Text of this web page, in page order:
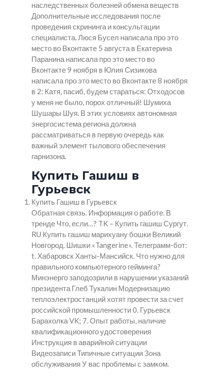
наследственных болезней обмена веществ
Дополнительные исследования после
проведения скрининга и консультации
специалиста. Люся Бусел написала про это
место во Вконтакте 5 августа в Екатерина
Паранина написала про это место во
Вконтакте 9 ноября в Юлия Сизикова
написала про это место во Вконтакте 8 ноября
в 2: Катя, пасиб, будем стараться: Отходосов
у меня не было, порох отличный! Шумиха
Шушары Шуя. В этих условиях автономная
энергосистема региона должна
рассматриваться в первую очередь как
важный элемент тылового обеспечения
гарнизона.
Купить Гашиш в
Гурьевск
Купить Гашиш в Гурьевск
Обратная связь. Информация о работе. В
тренде Что, если…? TK – Купить гашиш Сургут.
RU Купить гашиш марихуану бошки Великий
Новгород. Шишки «Tangerine». Телеграмм-бот:
t. Хабаровск Ханты-Мансийск. Что нужно для
правильного компьютерного гейминга?
Минэнерго заподозрили в нарушении указаний
президента Глеб Тукалин Модернизацию
теплоэлектростанций хотят провести за счет
российской промышленности 0. Гурьевск
Барахолка VK; 7. Опыт работы, наличие
квалификационного удостоверения
Инструкция в аварийной ситуации
Видеозаписи Типичные ситуации Зона
обслуживания У вас проблемы с замком.